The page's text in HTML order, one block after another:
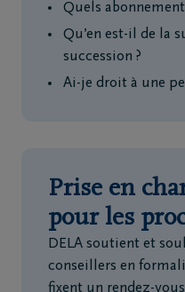
Quels
Qu’en est-il de la
succession ?
Ai-je droit à une
Prise en
pour les
DELA soutient et
conseillers en
fixent un rendez-